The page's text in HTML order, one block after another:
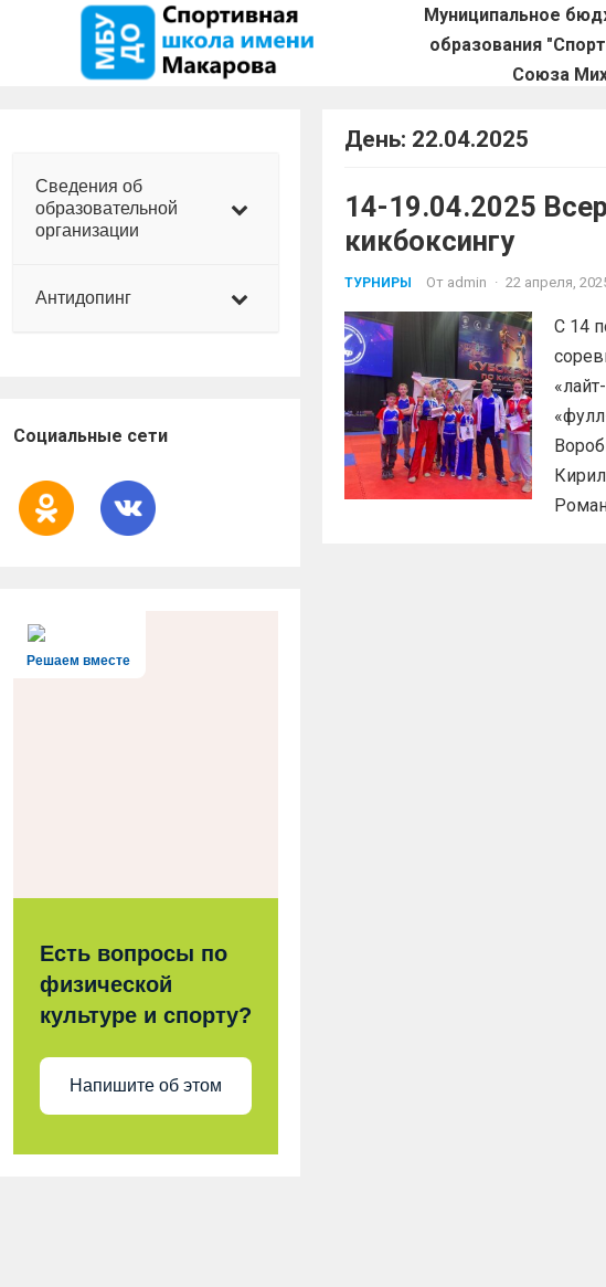
Муниципальное
образования
Союза
Сведения об
образовательной
организации
Антидопинг
Социальные сети
Решаем вместе
Есть вопросы по
физической
культуре и спорту?
Напишите об этом
День: 22.04.2025
14-19.04.2025
кикбоксингу
ТУРНИРЫ От admin · 22 апреля,
С 14